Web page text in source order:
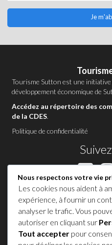
Je
Tourisme Sutton est une initiative
développement économique de
Accédez au répertoire des
de la CDES.
Politique de confidentialité
Contactez-
1 450
Nous respectons votre vie
Les cookies nous aident à
expérience, à fournir un
analyser le trafic. Vous
autoriser en cliquant sur
Tout accepter pour